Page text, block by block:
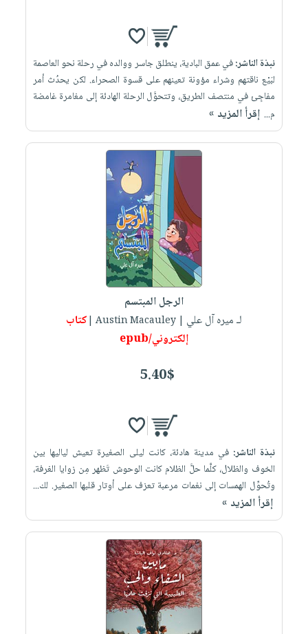
نبذة الناشر:في عمق البادية، ينطلق جاسر ووالده في رحلة نحو العاصمة
لبَيْع ناقتهم وشراء مؤونة تعينهم على قسوة الصحراء. لكن يحدُث أمر
مفاجِئ في منتصف الطريق، وتتحوَّل الرحلة الهادئة إلى مغامرة غامضة
م... إقرأ المزيد »
الرجل المبتسم
لـ ميره آل علي | Austin Macauley |
كتاب
إلكتروني/epub
5.40$
نبذة الناشر:في مدينة هادئة، كانت ليلى الصغيرة تعيش لياليها بين
الخوف والظلال، كلَّما حلَّ الظلام كانت الوحوش تَظهر مِن زوايا الغرفة،
وتُحوِّل الهمسات إلى نغمات مرعبة تعزف على أوتار قلبها الصغير. لك...
إقرأ المزيد »